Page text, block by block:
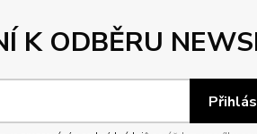
K ODBĚRU